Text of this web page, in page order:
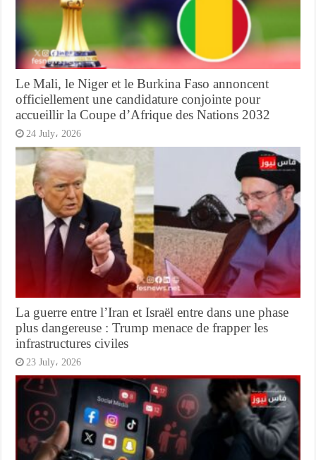
Le Mali, le Niger et le Burkina Faso annoncent
officiellement une candidature conjointe pour
accueillir la Coupe d’Afrique des Nations 2032
24 July، 2026
La guerre entre l’Iran et Israël entre dans une phase
plus dangereuse : Trump menace de frapper les
infrastructures civiles
23 July، 2026